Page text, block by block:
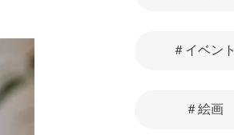
＃イベント
＃絵画